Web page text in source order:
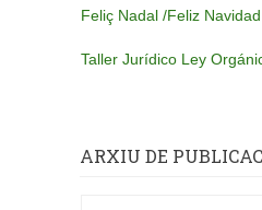
Feliç Nadal /Feliz
Taller Jurídico Ley
ARXIU DE